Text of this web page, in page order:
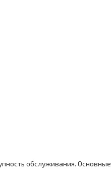
обслуживания. Основные